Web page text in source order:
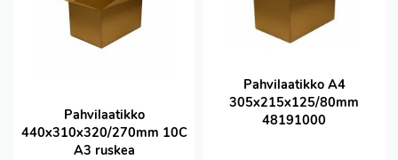
Pahvilaatikko
440x310x320/270mm 10C
A3 ruskea
Pahvilaatikko A4
305x215x125/80mm
48191000